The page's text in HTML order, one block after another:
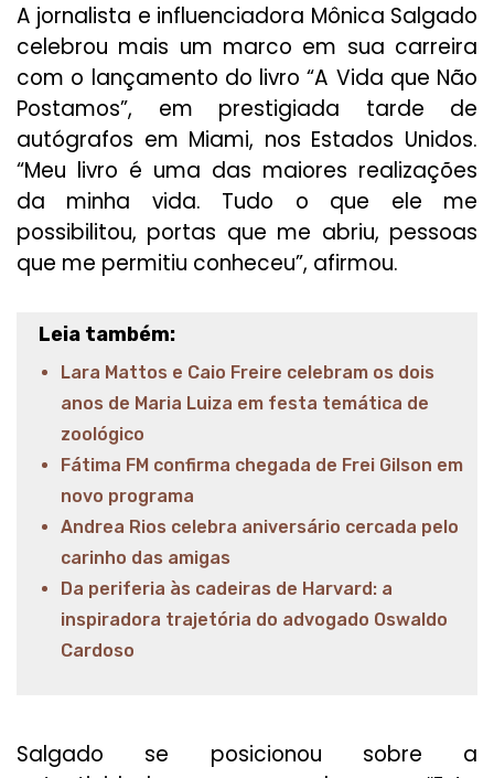
A jornalista e influenciadora Mônica Salgado
celebrou mais um marco em sua carreira
com o lançamento do livro “A Vida que Não
Postamos”, em prestigiada tarde de
autógrafos em Miami, nos Estados Unidos.
“Meu livro é uma das maiores realizações
da minha vida. Tudo o que ele me
possibilitou, portas que me abriu, pessoas
que me permitiu conheceu”, afirmou.
Leia também:
Lara Mattos e Caio Freire celebram os dois
anos de Maria Luiza em festa temática de
zoológico
Fátima FM confirma chegada de Frei Gilson em
novo programa
Andrea Rios celebra aniversário cercada pelo
carinho das amigas
Da periferia às cadeiras de Harvard: a
inspiradora trajetória do advogado Oswaldo
Cardoso
Salgado se posicionou sobre a